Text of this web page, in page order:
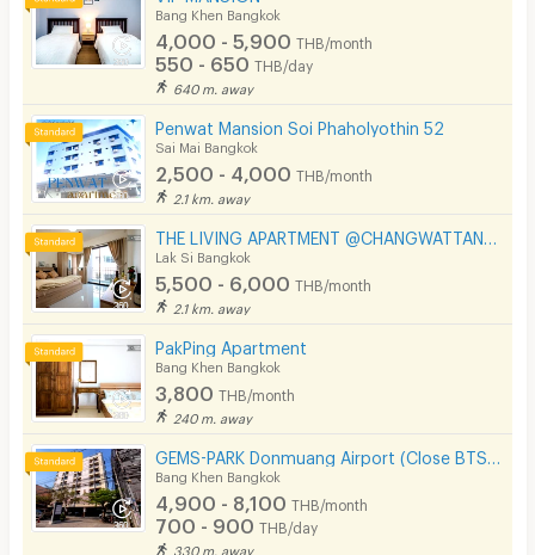
Security
Restaurant/Food Shop
Convenient Store
Laundry
EV Charger
Bang Khen Bangkok
4,000 - 5,900 THB/month
550 - 650 THB/day
640 m. away
Penwat Mansion Soi Phaholyothin 52
Sai Mai Bangkok
2,500 - 4,000 THB/month
2.1 km. away
Lak Si Bangkok
5,500 - 6,000 THB/month
2.1 km. away
PakPing Apartment
Bang Khen Bangkok
3,800 THB/month
240 m. away
Bang Khen Bangkok
4,900 - 8,100 THB/month
700 - 900 THB/day
330 m. away